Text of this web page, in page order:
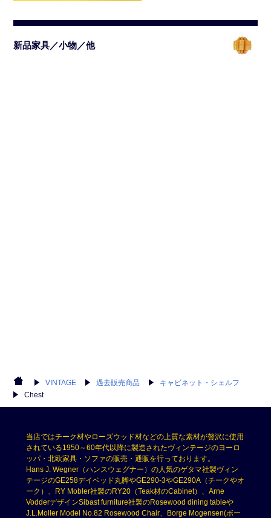
新品家具／小物／他
VINTAGE 過去販売商品
キャビネット・シェルフ
Chest
当店ではチーク材やローズウッド材などの上質な素材が贅沢に使用
されている1950～60年代以降に製造されたヴィンテージのヨーロ
ッパ・北欧家具・ソファの販売・通販を行っております。
Hans J. Wegner（ハンスウェグナー）の人気のゲタマ社製ヴィン
テージのGE258デイベッド丸脚やGE290-3やGE290A（チークやオ
ーク）、RY Mobler社製のRY20（Teak材のCabinet）、Arne
VodderデザインSibast furniture社製のRosewood dining tableや
J.L.Moller Model No.82 Rosewood Chair、Borge Mogensen(ボー